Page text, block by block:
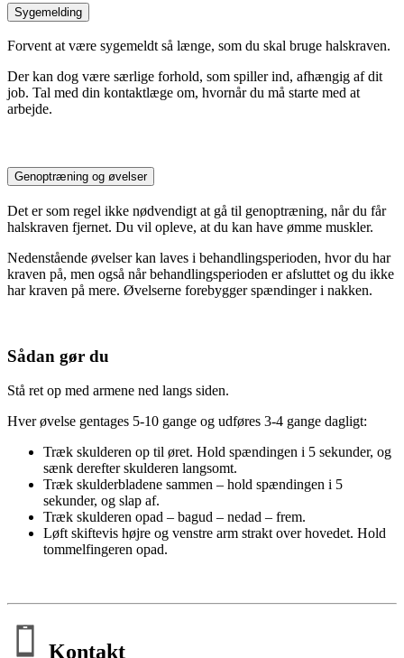
Sygemelding
Forvent at være sygemeldt så længe, som du skal bruge halskraven.
Der kan dog være særlige forhold, som spiller ind, afhængig af dit
job. Tal med din kontaktlæge om, hvornår du må starte med at
arbejde.
Genoptræning og øvelser
Det er som regel ikke nødvendigt at gå til genoptræning, når du får
halskraven fjernet. Du vil opleve, at du kan have ømme muskler.
Nedenstående øvelser kan laves i behandlingsperioden, hvor du har
kraven på, men også når behandlingsperioden er afsluttet og du ikke
har kraven på mere. Øvelserne forebygger spændinger i nakken.
Sådan gør du
Stå ret op med armene ned langs siden.
Hver øvelse gentages 5-10 gange og udføres 3-4 gange dagligt:
Træk skulderen op til øret. Hold spændingen i 5 sekunder, og
sænk derefter skulderen langsomt.
Træk skulderbladene sammen – hold spændingen i 5
sekunder, og slap af.
Træk skulderen opad – bagud – nedad – frem.
Løft skiftevis højre og venstre arm strakt over hovedet. Hold
tommelfingeren opad.
Kontakt